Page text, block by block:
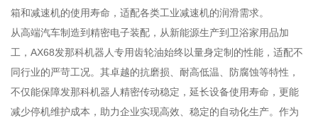
箱和减速机的使用寿命，适配各类工业减速机的润滑需求。
从高端汽车制造到精密电子装配，从新能源生产到卫浴家用品加
工，AX68发那科机器人专用齿轮油始终以量身定制的性能，适配不
同行业的严苛工况。其卓越的抗磨损、耐高低温、防腐蚀等特性，
不仅能保障发那科机器人精密传动稳定，延长设备使用寿命，更能
减少停机维护成本，助力企业实现高效、稳定的自动化生产。作为